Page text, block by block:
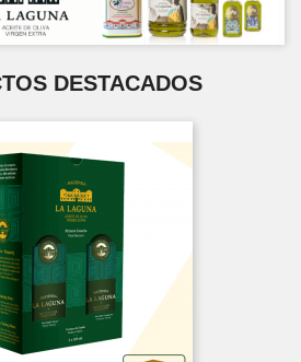
DESTACADOS